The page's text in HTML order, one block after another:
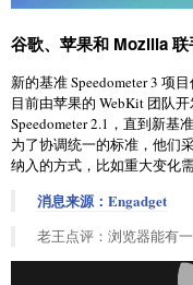
谷歌、苹果和 Mozilla
新的基准 Speedometer 3 项
目前由苹果的 WebKit 团队
Speedometer 2.1，直到新基
为了协调统一的标准，他们
纳入的方式，比如重大变化
消息来源：Engadget
老王点评：浏览器能有